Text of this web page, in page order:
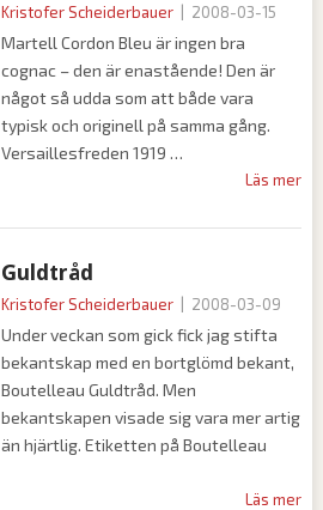
Kristofer Scheiderbauer 2008-03-15
Martell Cordon Bleu är ingen bra
cognac – den är enastående! Den är
något så udda som att både vara
typisk och originell på samma gång.
Versaillesfreden 1919
Läs mer
Guldtråd
Kristofer Scheiderbauer 2008-03-09
Under veckan som gick fick jag stifta
bekantskap med en bortglömd bekant,
Boutelleau Guldtråd. Men
bekantskapen visade sig vara mer artig
än hjärtlig. Etiketten på Boutelleau
Läs mer